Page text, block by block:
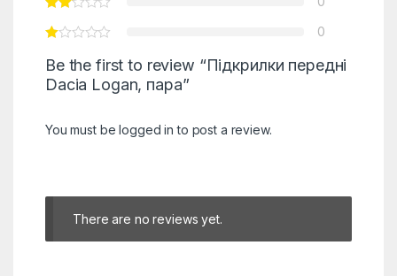
0
Be the first to review “Підкрилки передні
Dacia Logan, пара”
You must belogged in to post a review.
There are no reviews yet.